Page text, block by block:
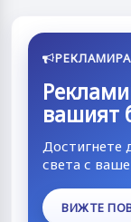
вашият
Достигнете
света с
ВИЖТЕ